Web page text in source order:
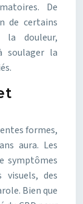
De
de certains
la douleur,
soulager la
formes,
aura. Les
symptômes
visuels, des
Bien que